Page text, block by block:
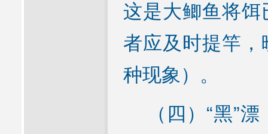
这是大鲫鱼将
者应及时提竿
种现象）。
（四）“黑”漂